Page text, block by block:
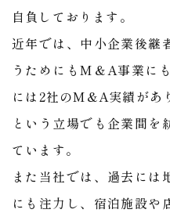
自負しております。
近年では、中小企業後継
うためにもM＆A事業に
には2社のM&A実績があ
という立場でも企業間を
ています。
また当社では、過去には
にも注力し、宿泊施設や